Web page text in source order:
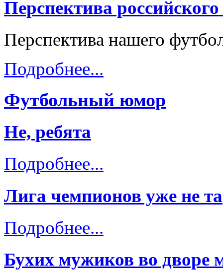
Перспектива
Перспектива нашего
Подробнее...
Футбольный юмор
Не, ребята
Подробнее...
Лига чемпионов уже не та
Подробнее...
Бухих мужиков во дворе